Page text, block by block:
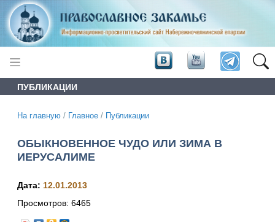
ПУБЛИКАЦИИ
На главную / Главное / Публикации
ОБЫКНОВЕННОЕ ЧУДО ИЛИ ЗИМА В
ИЕРУСАЛИМЕ
Дата: 12.01.2013
Просмотров: 6465